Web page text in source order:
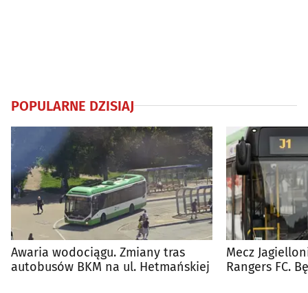
POPULARNE DZISIAJ
Awaria wodociągu. Zmiany tras
autobusów BKM na ul. Hetmańskiej
Mecz
Rangers FC.